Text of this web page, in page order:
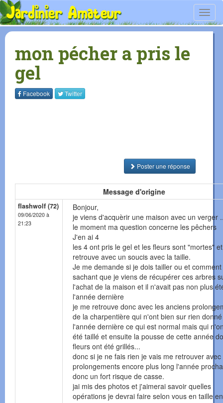
mon pécher a pris le
gel
Facebook Twitter
Poster une réponse
Message d'origine
flashwolf (72)
09/06/2020 à
21:23
Bonjour,
je viens d'acquèrir une maison avec un verger
le moment ma question concerne les pêchers
J'en ai 4
les 4 ont pris le gel et les fleurs sont "mortes"
retrouve avec un soucis avec la taille.
Je me demande si je dois tailler ou et comment
sachant que je viens de récupérer ces arbres
l'achat de la maison et il n'avait pas non plus
l'année dernière
je me retrouve donc avec les anciens
de la charpentière qui n'ont bien sur rien
l'année dernière ce qui est normal mais qui
été taillé et ensuite la pousse de cette année
fleurs ont été grillés...
donc si je ne fais rien je vais me retrouver avec
prolongements encore plus long l'année
donc un fort risque de casse.
jai mis des photos et j'aimerai savoir quelles
opérations je devrai faire selon vous en taille